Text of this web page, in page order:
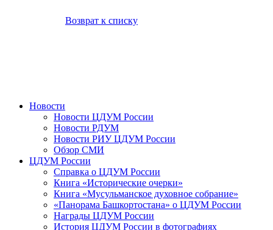
Возврат к списку
Новости
Новости ЦДУМ России
Новости РДУМ
Новости РИУ ЦДУМ России
Обзор СМИ
ЦДУМ России
Справка о ЦДУМ России
Книга «Исторические очерки»
Книга «Мусульманское духовное собрание»
«Панорама Башкортостана» о ЦДУМ России
Награды ЦДУМ России
История ЦДУМ России в фотографиях